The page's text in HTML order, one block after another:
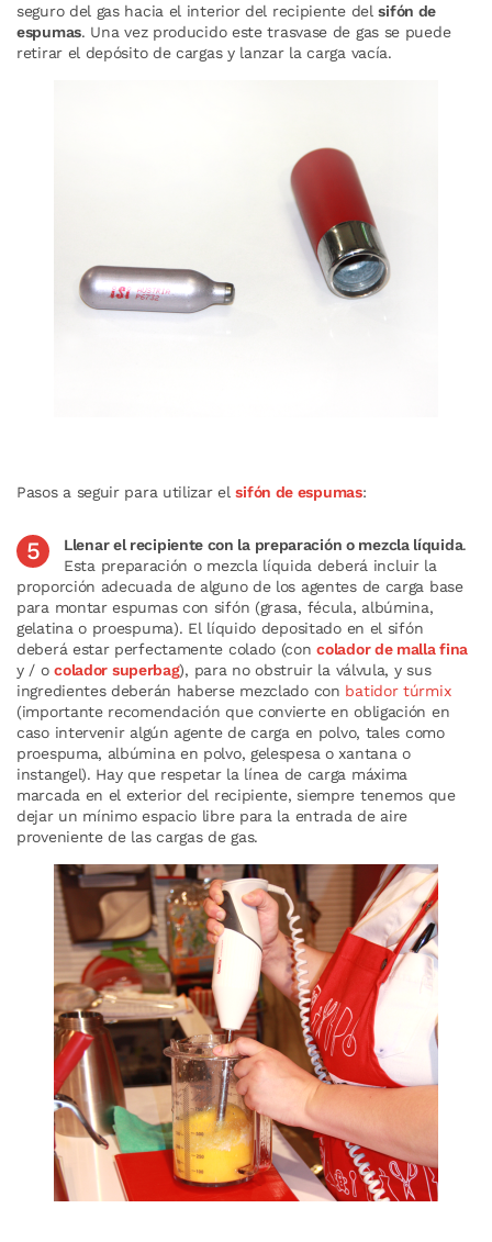
seguro del gas hacia el interior del recipiente delsifón de
espumas. Una vez producido este trasvase de gas se puede
retirar el depósito de cargas y lanzar la carga vacía.
Pasos a seguir para utilizar elsifón de espumas:
Llenar el recipiente con la preparación o mezcla líquida.
Esta preparación o mezcla líquida deberá incluir la
proporción adecuada de alguno de los agentes de carga base
para montar espumas con sifón (grasa, fécula, albúmina,
gelatina o proespuma). El líquido depositado en el sifón
deberá estar perfectamente colado (concolador de malla fina
y / ocolador superbag), para no obstruir la válvula, y sus
ingredientes deberán haberse mezclado con batidor túrmix
(importante recomendación que convierte en obligación en
caso intervenir algún agente de carga en polvo, tales como
proespuma, albúmina en polvo, gelespesa o xantana o
instangel). Hay que respetar la línea de carga máxima
marcada en el exterior del recipiente, siempre tenemos que
dejar un mínimo espacio libre para la entrada de aire
proveniente de las cargas de gas.